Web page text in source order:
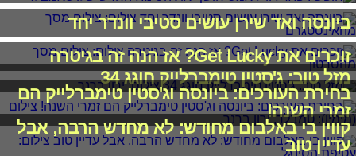
ביונסה ואד שירן עושים סטיבי וונדר יחד
זוכרים את Get Lucky? אז הנה זה בגיטרה
מזל טוב: ג'סטין טימברלייק חוגג 34
בחירת העורכים: ביונסה וג'סטין טימברלייק הם
זמרי השנה!
קווין בי באלבום מחודש: לא מחדש הרבה, אבל
עדיין טוב